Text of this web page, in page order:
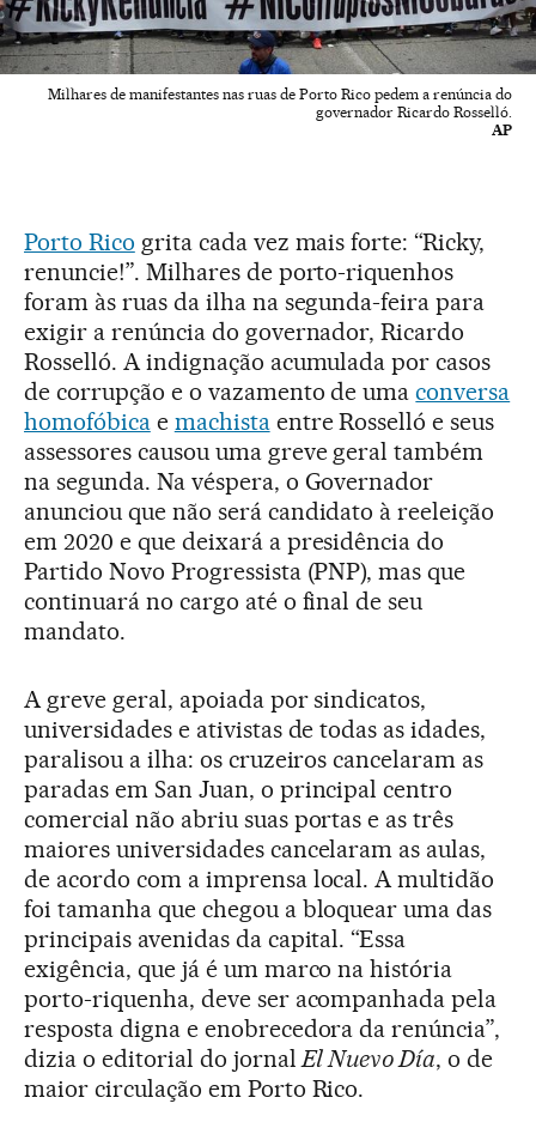
Milhares de manifestantes nas ruas de Porto Rico pedem a renúncia do
governador Ricardo Rosselló.
AP
Porto Rico grita cada vez mais forte: “Ricky,
renuncie!”. Milhares de porto-riquenhos
foram às ruas da ilha na segunda-feira para
exigir a renúncia do governador, Ricardo
Rosselló. A indignação acumulada por casos
de corrupção e o vazamento de umaconversa
homofóbicae machistaentre Rosselló e seus
assessores causou uma greve geral também
na segunda. Na véspera, o Governador
anunciou que não será candidato à reeleição
em 2020 e que deixará a presidência do
Partido Novo Progressista (PNP), mas que
continuará no cargo até o final de seu
mandato.
A greve geral, apoiada por sindicatos,
universidades e ativistas de todas as idades,
paralisou a ilha: os cruzeiros cancelaram as
paradas em San Juan, o principal centro
comercial não abriu suas portas e as três
maiores universidades cancelaram as aulas,
de acordo com a imprensa local. A multidão
foi tamanha que chegou a bloquear uma das
principais avenidas da capital. “Essa
exigência, que já é um marco na história
porto-riquenha, deve ser acompanhada pela
resposta digna e enobrecedora da renúncia”,
dizia o editorial do jornalEl Nuevo Día, o de
maior circulação em Porto Rico.